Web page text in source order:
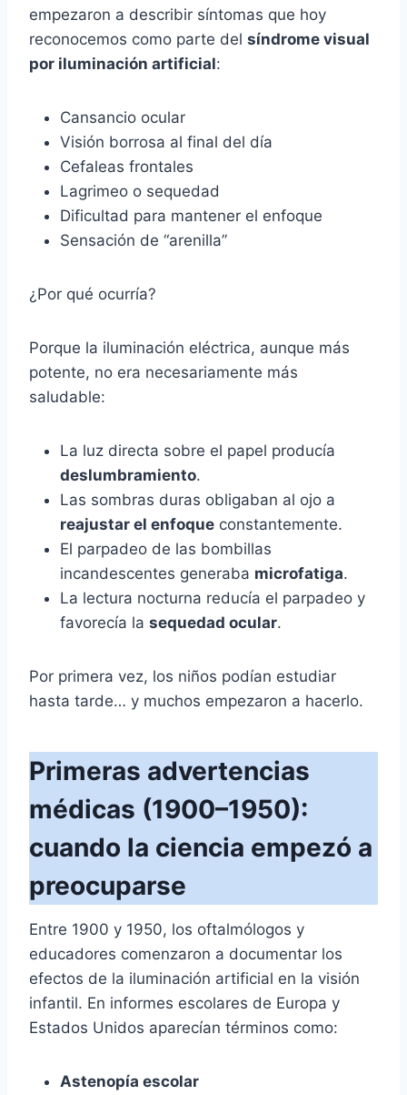
empezaron a describir síntomas que hoy
reconocemos como parte del síndrome visual
por iluminación artificial:
Cansancio ocular
Visión borrosa al final del día
Cefaleas frontales
Lagrimeo o sequedad
Dificultad para mantener el enfoque
Sensación de “arenilla”
¿Por qué ocurría?
Porque la iluminación eléctrica, aunque más
potente, no era necesariamente más
saludable:
La luz directa sobre el papel producía
deslumbramiento.
Las sombras duras obligaban al ojo a
reajustar el enfoque constantemente.
El parpadeo de las bombillas
incandescentes generaba microfatiga.
La lectura nocturna reducía el parpadeo y
favorecía la sequedad ocular.
Por primera vez, los niños podían estudiar
hasta tarde… y muchos empezaron a hacerlo.
Primeras advertencias
médicas (1900–1950):
cuando la ciencia empezó a
preocuparse
Entre 1900 y 1950, los oftalmólogos y
educadores comenzaron a documentar los
efectos de la iluminación artificial en la visión
infantil. En informes escolares de Europa y
Estados Unidos aparecían términos como:
Astenopía escolar